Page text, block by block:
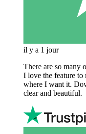
il y a 1 jour
There are so many
I love the feature to
where I want it.
clear and beautiful.